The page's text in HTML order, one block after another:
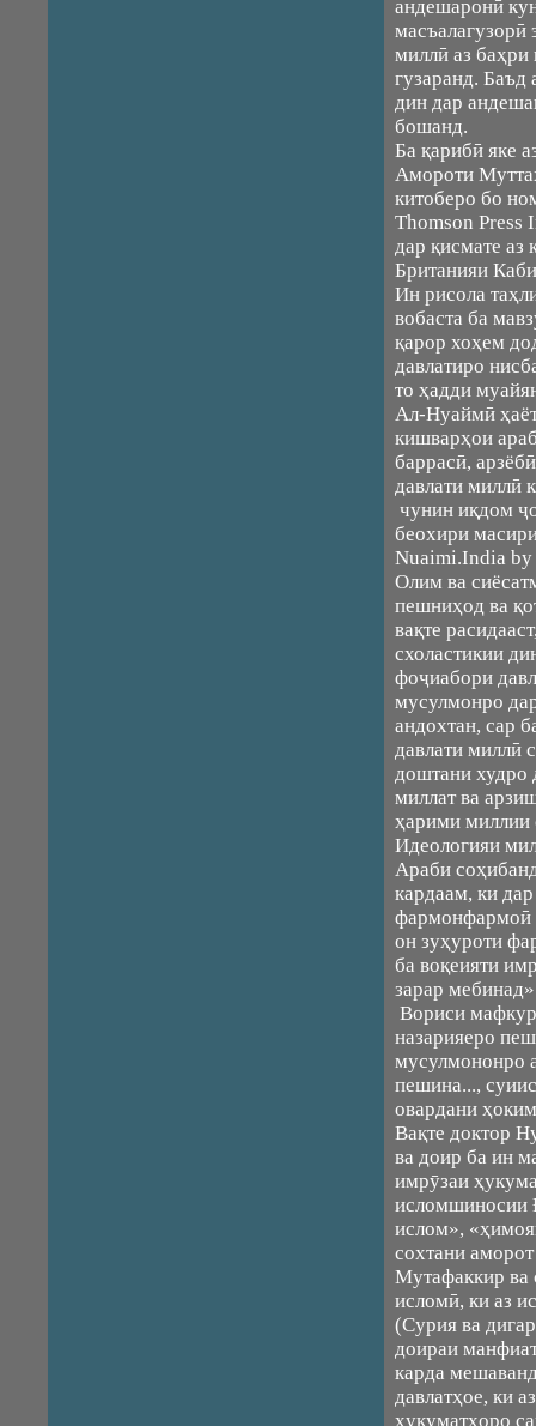
андешаронӣ
масъалагузорӣ
миллӣ аз
гузаранд. Баъд
дин дар
бошанд.
Ба қарибӣ яке
Амороти
китоберо бо
Thomson Press
дар қисмате
Британияи
Ин рисола
вобаста ба
қарор хоҳем
давлатиро
то ҳадди
Ал-Нуаймӣ
кишварҳои
баррасӣ,
давлати миллӣ
чунин иқдом
беохири
Nuaimi.India by
Олим ва
пешниҳод ва
вақте
схоластикии
фоҷиабори
мусулмонро
андохтан, сар
давлати миллӣ
доштани худро
миллат ва
ҳарими миллии
Идеологияи
Араби
кардаам, ки
фармонфармоӣ
он зуҳуроти
ба воқеияти
зарар
Вориси
назарияеро
мусулмононро
пешина...,
овардани
Вақте доктор
ва доир ба ин
имрӯзаи
исломшиносии
ислом»,
сохтани
Мутафаккир ва
исломӣ, ки аз
(Сурия ва
доираи
карда
давлатҳое, ки
ҳукуматҳоро